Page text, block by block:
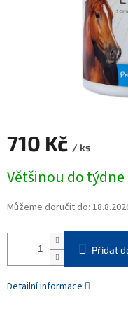
710 Kč / ks
cena:
Většinou do týdne
Můžeme doručit do:
Přidat
Detailní informace